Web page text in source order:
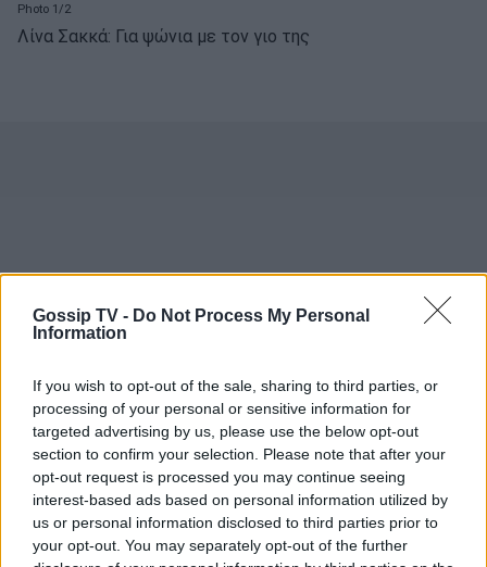
Gossip TV - Do Not Process My Personal
Information
If you wish to opt-out of the sale, sharing to third parties, or
processing of your personal or sensitive information for
targeted advertising by us, please use the below opt-out
section to confirm your selection. Please note that after your
opt-out request is processed you may continue seeing
interest-based ads based on personal information utilized by
us or personal information disclosed to third parties prior to
your opt-out. You may separately opt-out of the further
Photo 1/2
Λίνα Σακκά: Για ψώνια με τον γιο της